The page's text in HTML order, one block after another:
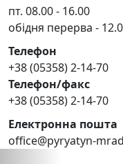
пт. 08.00 - 16.00
обідня перерва -
Телефон
+38 (05358) 2-14-70
Телефон/факс
+38 (05358) 2-14-70
Електронна пошта
office@pyryatyn-